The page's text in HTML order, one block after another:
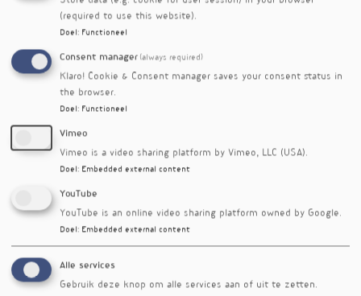
Het examen is op: maandag 22 juni 2026 om
19:00 (online)
Totaal aantal lesuren: 52
Online lesdagen zijn via Zoom: 9:00 - 16:30
Live lesdagen zijn: 9:00 - 17:00
Brusselsesteenweg 159 in Melle (België)
Investering: De totale investering van deze
opleiding = € 795,-
Heb je deze opleiding al eens gevolgd, maar fris
je graag nog eens jouw kennis op? Dan kan je
bij aanmelding via kPNI Belgium kiezen voor
herhaalde deelname kost 397,5 euro. Meld je
hiervoor aan via deze link.
(required to use this website).
Doel : Functioneel
Consent manager (always required)
Klaro! Cookie & Consent manager saves your consent status in
the browser.
Doel : Functioneel
Vimeo
Vimeo is a video sharing platform by Vimeo, LLC (USA).
Doel : Embedded external content
YouTube
YouTube is an online video sharing platform owned by Google.
Doel : Embedded external content
Alle services
Gebruik deze knop om alle services aan of uit te zetten.